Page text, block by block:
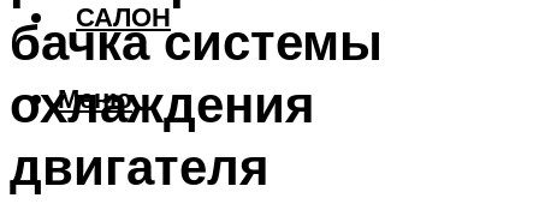
САЛОН
Меню
бачка системы
охлаждения
двигателя